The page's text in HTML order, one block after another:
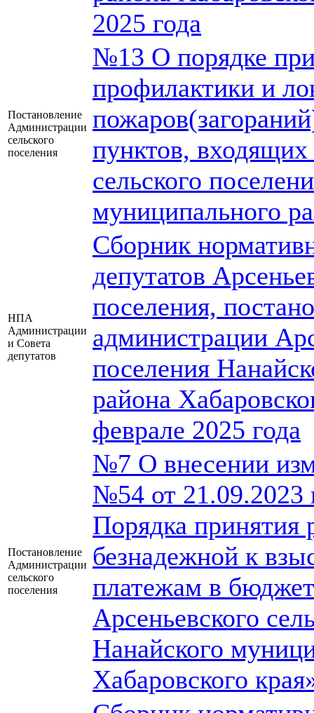
2025 года
Постановление
Администрации
сельского
поселения
№13 О порядке
профилактики и
пунктов, входящих
сельского
муниципального
НПА
Администрации
и Совета
депутатов
Сборник
депутатов
поселения,
администрации
поселения
района
феврале 2025 года
Постановление
Администрации
сельского
поселения
№7 О внесении
№54 от 21.09.2023
Порядка принятия
безнадежной к
платежам в
Арсеньевского
Нанайского
Хабаровского